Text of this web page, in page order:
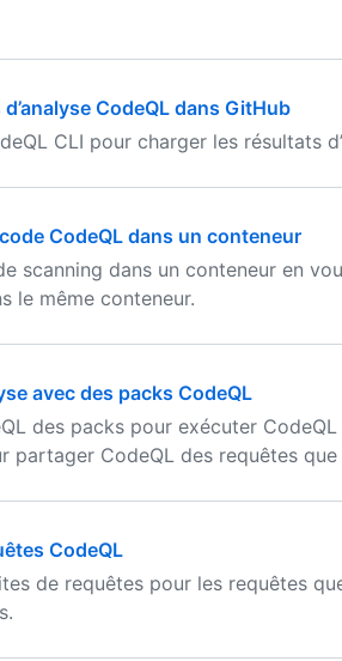
CodeQL dans GitHub
CLI pour charger les résultats
CodeQL dans un conteneur
scanning dans un conteneur en
le même conteneur.
avec des packs CodeQL
des packs pour exécuter
partager CodeQL des requêtes
CodeQL
de requêtes pour les requêtes